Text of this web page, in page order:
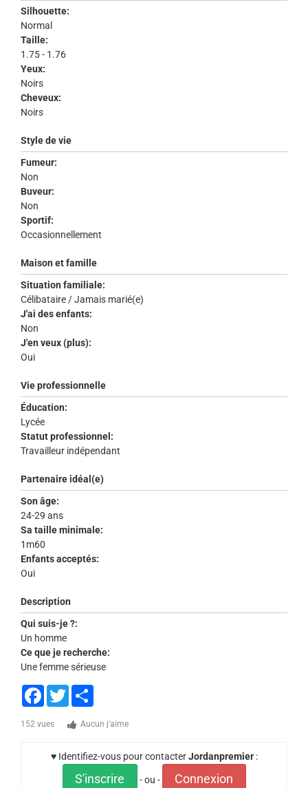
Silhouette:
Normal
Taille:
1.75 - 1.76
Yeux:
Noirs
Cheveux:
Noirs
Style de vie
Fumeur:
Non
Buveur:
Non
Sportif:
Occasionnellement
Maison et famille
Situation familiale:
Célibataire / Jamais marié(e)
J'ai des enfants:
Non
J'en veux (plus):
Oui
Vie professionnelle
Éducation:
Lycée
Statut professionnel:
Travailleur indépendant
Partenaire idéal(e)
Son âge:
24-29 ans
Sa taille minimale:
1m60
Enfants acceptés:
Oui
Description
Qui suis-je ?:
Un homme
Ce que je recherche:
Une femme sérieuse
Facebook
Twitter
152 vues Aucun j'aime
♥ Identifiez-vous pour contacterJordanpremier:
S'inscrire - ou - Connexion